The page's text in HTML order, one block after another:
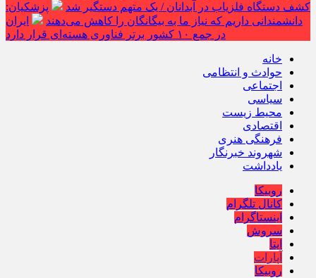
کشف دستگاه فلزیاب در آبدانان / یک متهم دستگیر شد
پزشکیان:
دانشمندانی داریم که نیاز ما به بیگانگان را کاهش می‌دهند
ایران
در جمع ۱۰ کشور برتر فناوری هسته‌ای قرار دارد
خانه
حوادث و انتظامی
اجتماعی
سیاسی
محیط زیست
اقتصادی
فرهنگی هنری
شهروند خبرنگار
یادداشت
روبیکا
کانال تلگرام
اینستاگرام
سروش
ایتا
آپارات
روبیکا